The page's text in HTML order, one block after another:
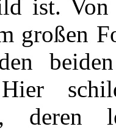
ist.
großen
deren